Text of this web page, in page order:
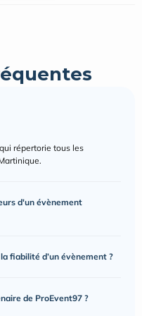
répertorie tous les
d'un évènement
fiabilité d’un évènement ?
de ProEvent97 ?